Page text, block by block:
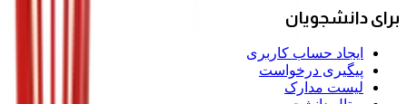
برای دانشجویان
ایجاد حساب کاربری
پیگیری درخواست
لیست مدارک